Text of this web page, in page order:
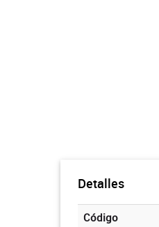
Detalles
Código